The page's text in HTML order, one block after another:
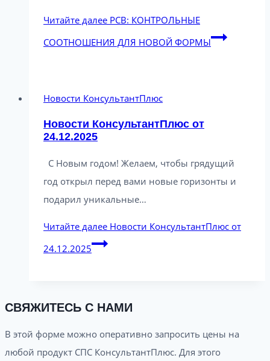
Читайте далее РСВ: КОНТРОЛЬНЫЕ
СООТНОШЕНИЯ ДЛЯ НОВОЙ ФОРМЫ
Новости КонсультантПлюс
Новости КонсультантПлюс от
24.12.2025
С Новым годом! Желаем, чтобы грядущий
год открыл перед вами новые горизонты и
подарил уникальные…
Читайте далее Новости КонсультантПлюс от
24.12.2025
СВЯЖИТЕСЬ С НАМИ
В этой форме можно оперативно запросить цены на
любой продукт СПС КонсультантПлюс. Для этого